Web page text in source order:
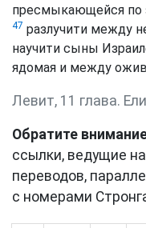
пресмыкающейся по
47 разлучити между
научити сыны
ядомая и между
Левит, 11 глава.
Обратите
ссылки, ведущие
переводов,
с номерами